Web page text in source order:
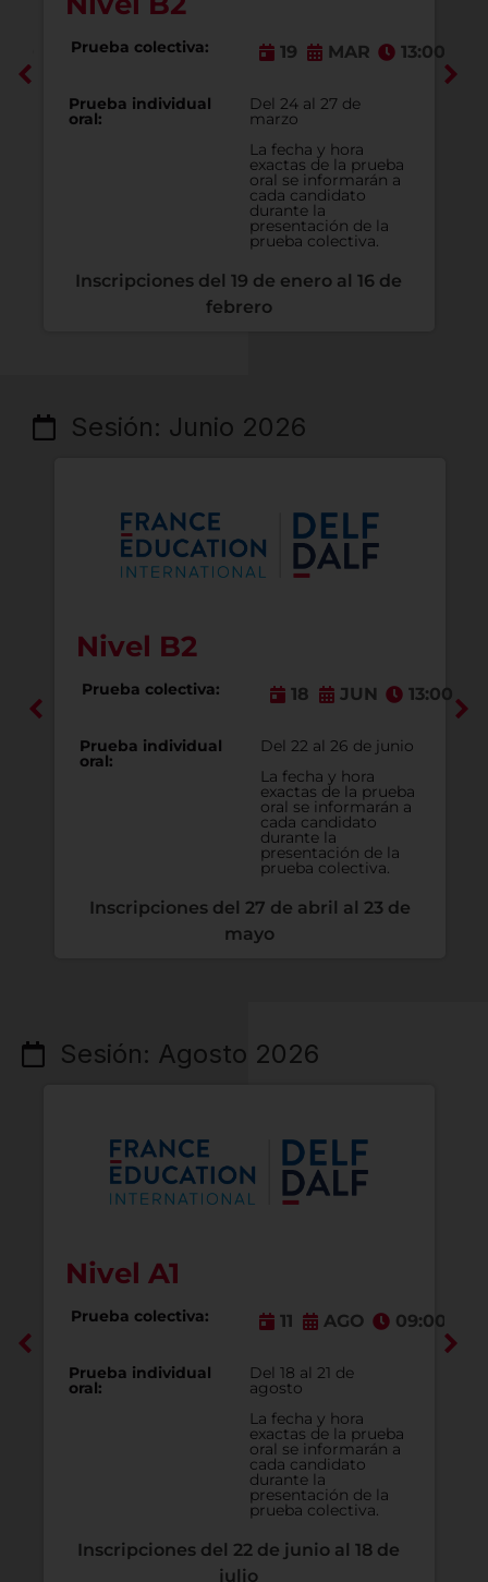
Prueba colectiva: 19 MAR 13:00
Prueba individual
oral:
Del 24 al 27 de
marzo
La fecha y hora
exactas de la prueba
oral se informarán a
cada candidato
durante la
presentación de la
prueba colectiva.
Inscripciones del 19 de enero al 16 de
febrero
Sesión: Junio 2026
Nivel B2
Prueba colectiva: 18 JUN 13:00
Prueba individual
oral:
Del 22 al 26 de junio
La fecha y hora
exactas de la prueba
oral se informarán a
cada candidato
durante la
presentación de la
prueba colectiva.
Inscripciones del 27 de abril al 23 de
mayo
Sesión: Agosto 2026
Nivel A1
Prueba colectiva: 11 AGO 09:00
Prueba individual
oral:
Del 18 al 21 de
agosto
La fecha y hora
exactas de la prueba
oral se informarán a
cada candidato
durante la
presentación de la
prueba colectiva.
Inscripciones del 22 de junio al 18 de
julio